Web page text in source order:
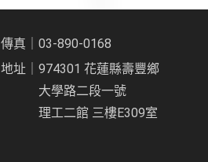
傳真｜03-890-0168
地址｜974301 花蓮縣壽豐鄉
大學路二段一號
理工二館 三樓E309室